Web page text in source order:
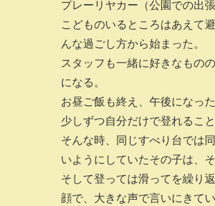
プレーリヤカー（公園での出
こどものいるところはあえて
んな過ごし方から始まった。
スタッフも一緒に好きなもの
になる。
お昼ご飯も終え、午後になっ
少しずつ自分だけで登れるこ
そんな時、同じすべり台では
いようにしていたその子は、
そして登っては滑ってを繰り
顔で、大きな声で言いにきてい